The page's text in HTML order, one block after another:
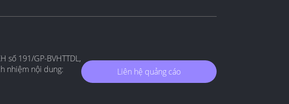
số 191/GP-BVHTTDL,
nhiệm nội dung:
Liên hệ quảng cáo